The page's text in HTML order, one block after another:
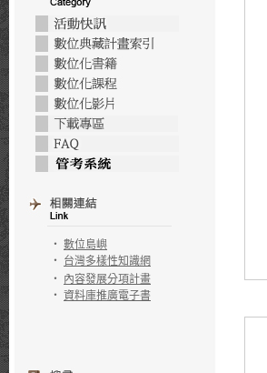
‧ 數位島嶼
‧ 台灣多樣性知識網
‧ 內容發展分項計畫
‧ 資料庫推廣電子書